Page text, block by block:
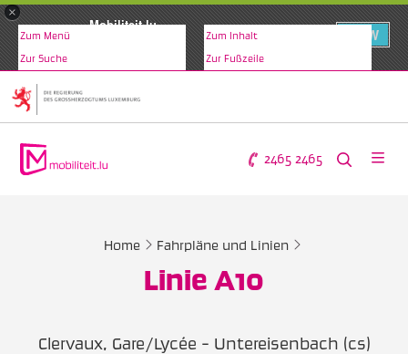
×
Mobiliteit.lu
VIEW
Zum Menü Zum Inhalt
Zur Suche Zur Fußzeile
2465 2465
Home Fahrpläne und Linien
Linie A10
Clervaux, Gare/Lycée - Untereisenbach (cs)